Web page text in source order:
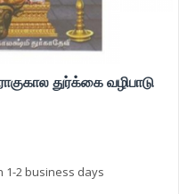
துர்க்கை வழிபாடு
1-2 business days